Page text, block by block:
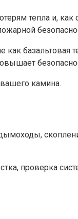
тепла и,
базальтовая
камина.
проверка